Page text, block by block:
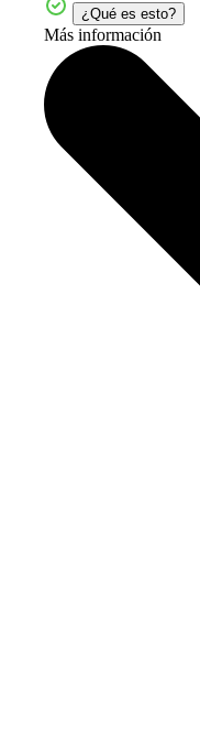
¿Qué es esto?
Más información